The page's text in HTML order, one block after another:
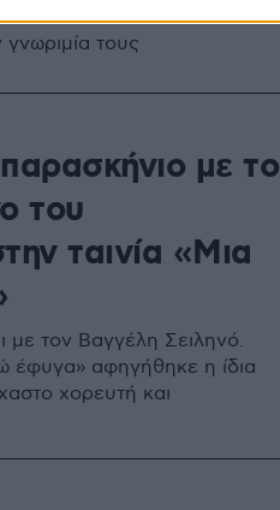
τους
με το
του
ταινία «Μια
με τον Βαγγέλη Σειληνό.
έφυγα» αφηγήθηκε η ίδια
χορευτή και